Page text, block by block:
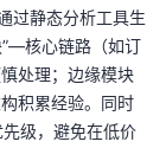
过静态分析工具生
”—核心链路（如订
处理；边缘模块
积累经验。同时
先级，避免在低价